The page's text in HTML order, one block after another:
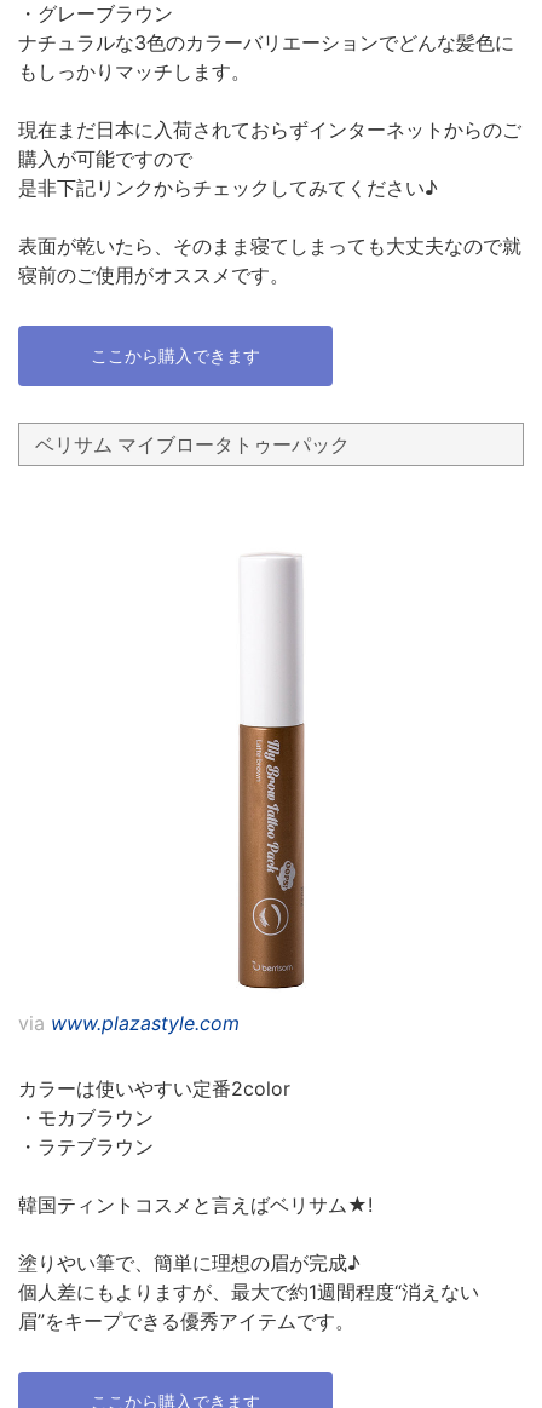
・グレーブラウン
ナチュラルな3色のカラーバリエーションでどんな髪色に
もしっかりマッチします。
現在まだ日本に入荷されておらずインターネットからのご
購入が可能ですので
是非下記リンクからチェックしてみてください♪
表面が乾いたら、そのまま寝てしまっても大丈夫なので就
寝前のご使用がオススメです。
ここから購入できます
ベリサム マイブロータトゥーパック
via www.plazastyle.com
カラーは使いやすい定番2color
・モカブラウン
・ラテブラウン
韓国ティントコスメと言えばベリサム★!
塗りやい筆で、簡単に理想の眉が完成♪
個人差にもよりますが、最大で約1週間程度“消えない
眉”をキープできる優秀アイテムです。
ここから購入できます